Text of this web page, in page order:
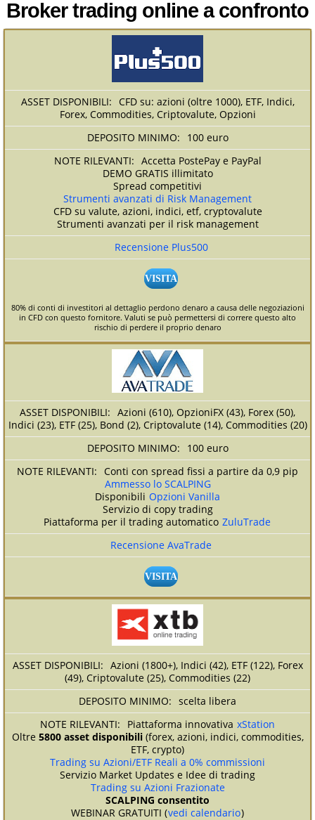
Broker trading online a confronto
CFD su: azioni (oltre 1000), ETF, Indici,
Forex, Commodities, Criptovalute, Opzioni
100 euro
Accetta PostePay e PayPal
DEMO GRATIS illimitato
Spread competitivi
Strumenti avanzati di Risk Management
CFD su valute, azioni, indici, etf, cryptovalute
Strumenti avanzati per il risk management
Recensione Plus500
VISITA
80% di conti di investitori al dettaglio perdono denaro a causa delle negoziazioni
in CFD con questo fornitore. Valuti se può permettersi di correre questo alto
rischio di perdere il proprio denaro
Azioni (610), OpzioniFX (43), Forex (50),
Indici (23), ETF (25), Bond (2), Criptovalute (14), Commodities (20)
100 euro
Conti con spread fissi a partire da 0,9 pip
Ammesso lo SCALPING
Disponibili Opzioni Vanilla
Servizio di copy trading
Piattaforma per il trading automatico ZuluTrade
Recensione AvaTrade
VISITA
Azioni (1800+), Indici (42), ETF (122), Forex
(49), Criptovalute (25), Commodities (22)
scelta libera
Piattaforma innovativa xStation
Oltre 5800 asset disponibili(forex, azioni, indici, commodities,
ETF, crypto)
Trading su Azioni/ETF Reali a 0% commissioni
Servizio Market Updates e Idee di trading
Trading su Azioni Frazionate
SCALPING consentito
WEBINAR GRATUITI (vedi calendario)